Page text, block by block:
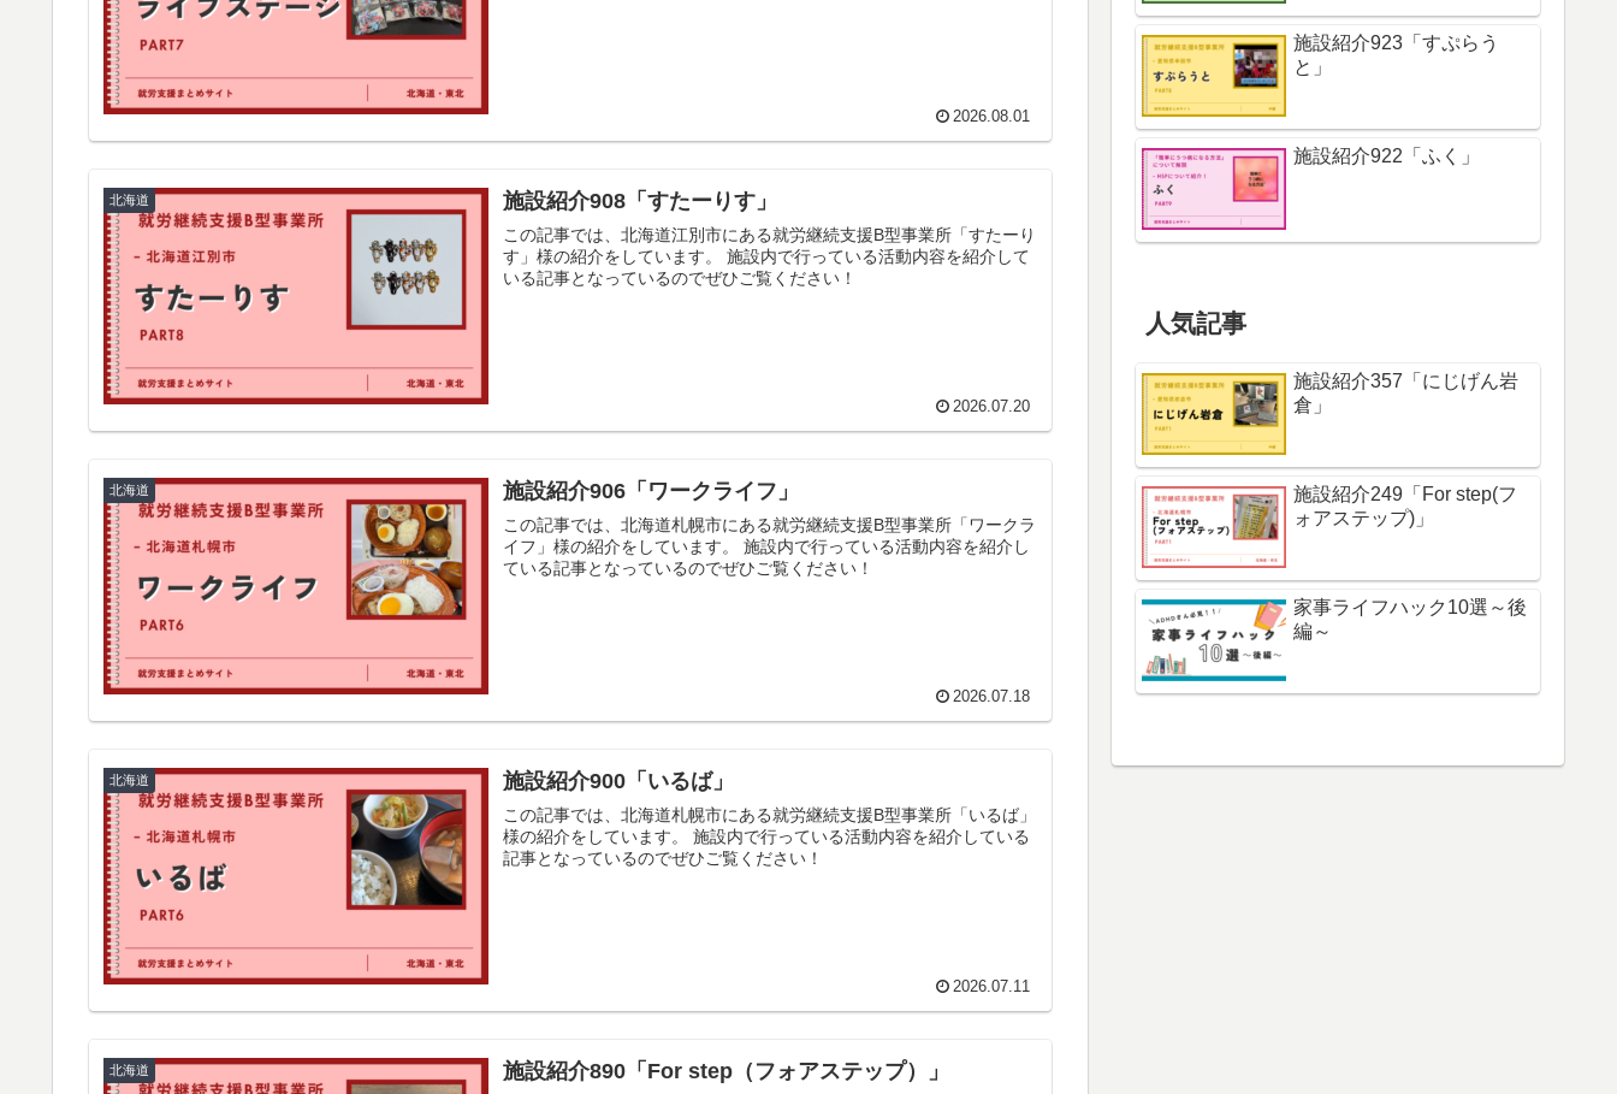
2026.08.01
北海道 施設紹介908「すたーりす」
この記事では、北海道江別市にある就労継続支援B型事業所「すたーり
す」様の紹介をしています。 施設内で行っている活動内容を紹介して
いる記事となっているのでぜひご覧ください！
2026.07.20
北海道 施設紹介906「ワークライフ」
この記事では、北海道札幌市にある就労継続支援B型事業所「ワークラ
イフ」様の紹介をしています。 施設内で行っている活動内容を紹介し
ている記事となっているのでぜひご覧ください！
2026.07.18
北海道 施設紹介900「いるば」
この記事では、北海道札幌市にある就労継続支援B型事業所「いるば」
様の紹介をしています。 施設内で行っている活動内容を紹介している
記事となっているのでぜひご覧ください！
2026.07.11
北海道 施設紹介890「For step（フォアステップ）」
施設紹介923「すぷらう
と」
施設紹介922「ふく」
人気記事
施設紹介357「にじげん岩
倉」
施設紹介249「For step(フ
ォアステップ)」
家事ライフハック10選～後
編～